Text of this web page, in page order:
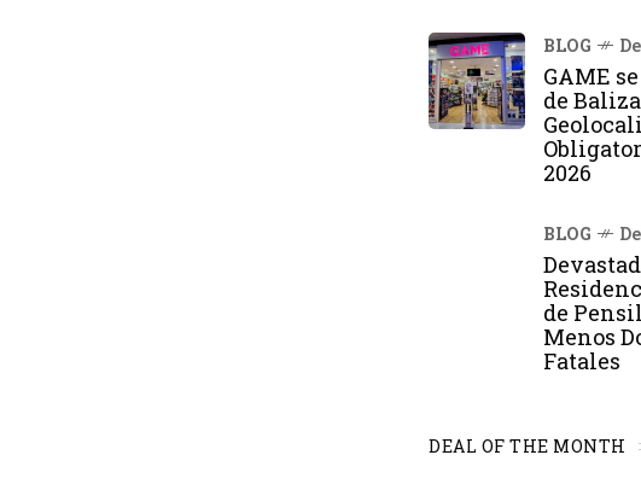
BLOG
GAME
de
2026
BLOG
de
Menos
Fatales
DEAL OF THE MONTH